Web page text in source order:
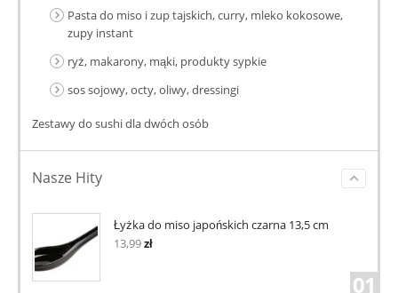
Pasta do miso i zup tajskich, curry, mleko kokosowe,
zupy instant
ryż, makarony, mąki, produkty sypkie
sos sojowy, octy, oliwy, dressingi
Zestawy do sushi dla dwóch osób
Nasze Hity
Łyżka do miso japońskich czarna 13,5 cm
13,99zł
01